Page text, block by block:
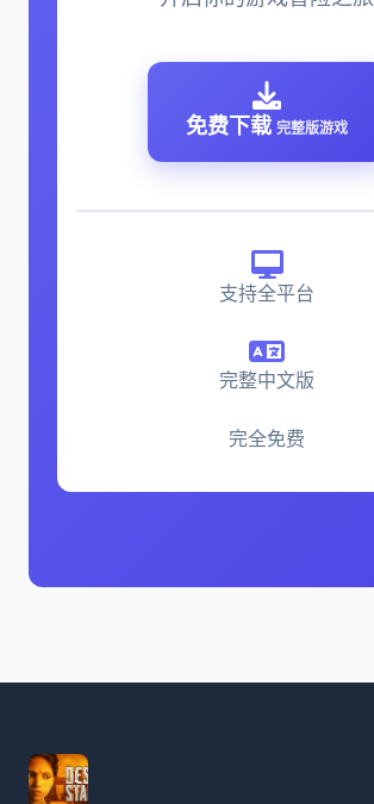
免费下载 完整版游戏
支持全平台
完整中文版
完全免费